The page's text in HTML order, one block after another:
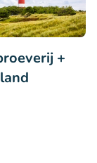
+